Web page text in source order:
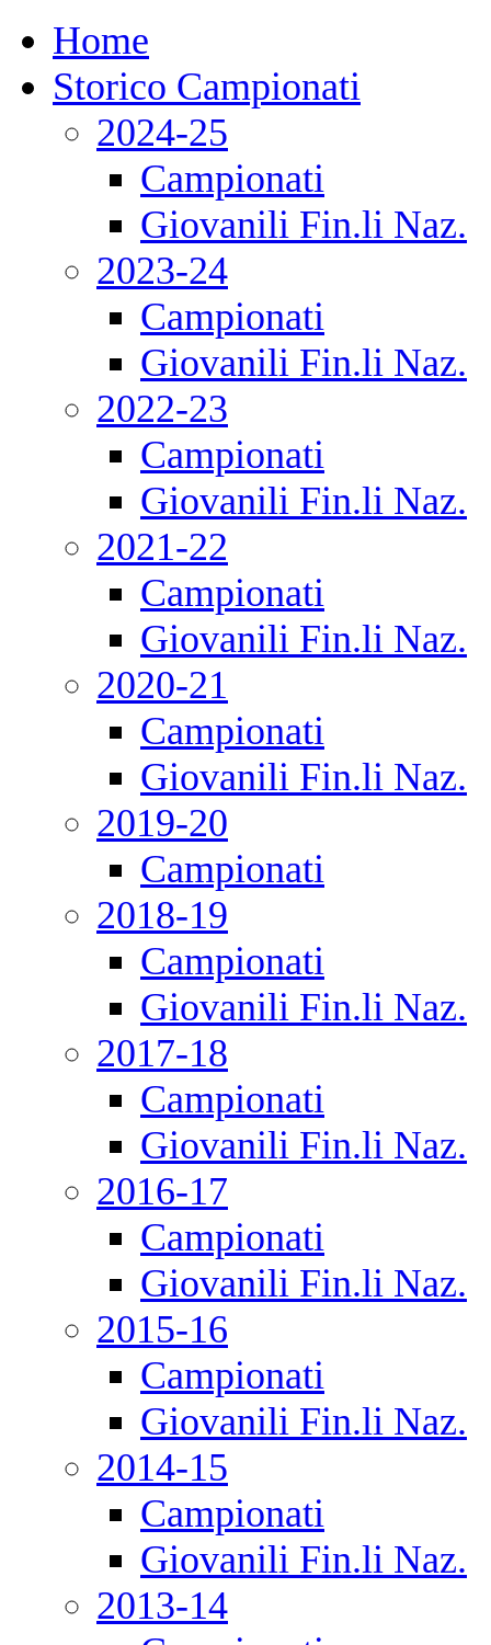
Home
Storico Campionati
2024-25
Campionati
Giovanili Fin.li Naz.
2023-24
Campionati
Giovanili Fin.li Naz.
2022-23
Campionati
Giovanili Fin.li Naz.
2021-22
Campionati
Giovanili Fin.li Naz.
2020-21
Campionati
Giovanili Fin.li Naz.
2019-20
Campionati
2018-19
Campionati
Giovanili Fin.li Naz.
2017-18
Campionati
Giovanili Fin.li Naz.
2016-17
Campionati
Giovanili Fin.li Naz.
2015-16
Campionati
Giovanili Fin.li Naz.
2014-15
Campionati
Giovanili Fin.li Naz.
2013-14